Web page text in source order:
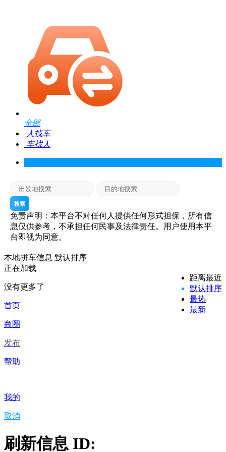
全部
人找车
车找人
搜索
免责声明：本平台不对任何人提供任何形式担保，所有信
息仅供参考，不承担任何民事及法律责任。用户使用本平
台即视为同意。
本地拼车信息 默认排序
距离最近
默认排序
最热
最新
正在加载
没有更多了
首页
商圈
发布
帮助
我的
取消
刷新信息 ID: